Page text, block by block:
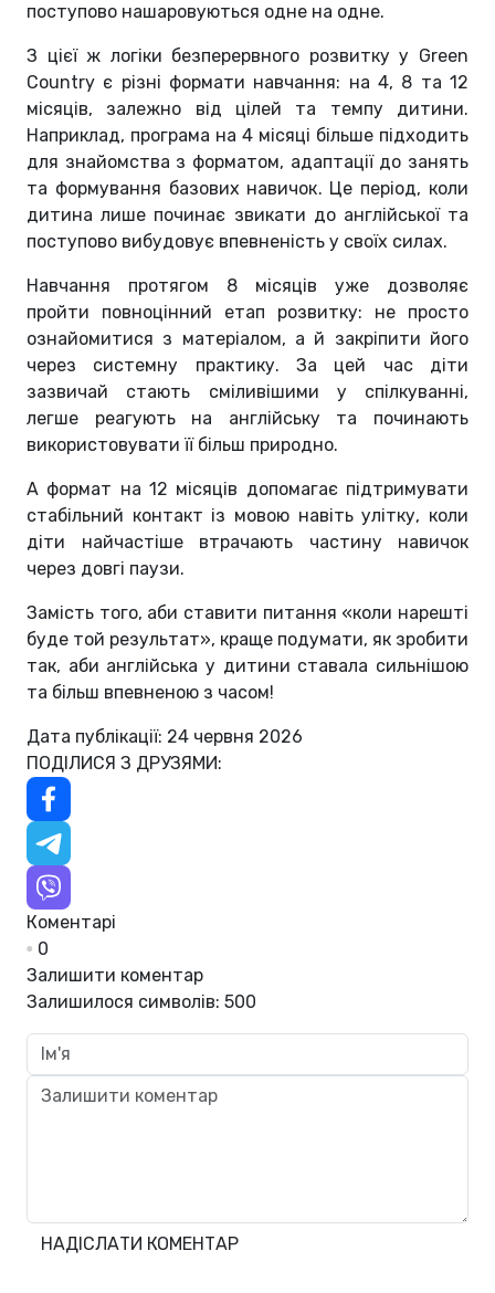
поступово нашаровуються одне на одне.
З цієї ж логіки безперервного розвитку у Green
Country є різні формати навчання: на 4, 8 та 12
місяців, залежно від цілей та темпу дитини.
Наприклад, програма на 4 місяці більше підходить
для знайомства з форматом, адаптації до занять
та формування базових навичок. Це період, коли
дитина лише починає звикати до англійської та
поступово вибудовує впевненість у своїх силах.
Навчання протягом 8 місяців уже дозволяє
пройти повноцінний етап розвитку: не просто
ознайомитися з матеріалом, а й закріпити його
через системну практику. За цей час діти
зазвичай стають сміливішими у спілкуванні,
легше реагують на англійську та починають
використовувати її більш природно.
А формат на 12 місяців допомагає підтримувати
стабільний контакт із мовою навіть улітку, коли
діти найчастіше втрачають частину навичок
через довгі паузи.
Замість того, аби ставити питання «коли нарешті
буде той результат», краще подумати, як зробити
так, аби англійська у дитини ставала сильнішою
та більш впевненою з часом!
Дата публікації: 24 червня 2026
ПОДІЛИСЯ З ДРУЗЯМИ:
Коментарі
0
Залишити коментар
Залишилося символів: 500
НАДІСЛАТИ КОМЕНТАР